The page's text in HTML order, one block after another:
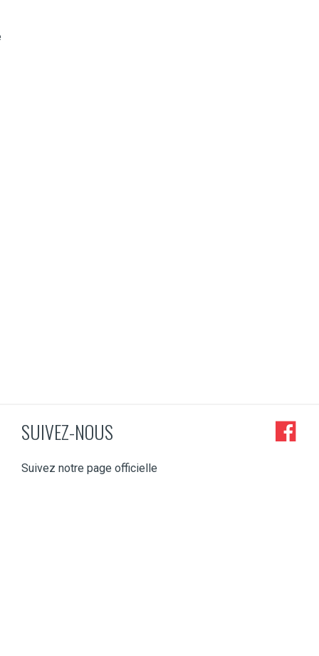
SUIVEZ-NOUS
Suivez notre page officielle